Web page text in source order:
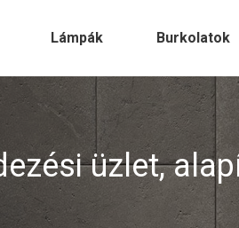
Lámpák Burkolatok
üzlet,